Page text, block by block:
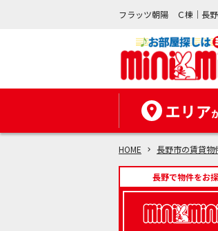
フラッツ朝陽 Ｃ棟｜長
エリア
HOME 長野市の賃貸物
長野で物件をお